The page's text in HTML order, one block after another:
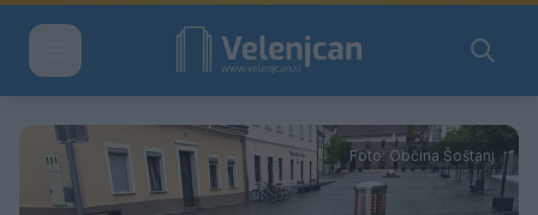
Foto: Občina Šoštanj